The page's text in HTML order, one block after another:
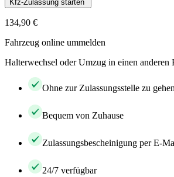
Kfz-Zulassung starten
134,90 €
Fahrzeug online ummelden
Halterwechsel oder Umzug in einen anderen
Ohne zur Zulassungsstelle zu gehen
Bequem von Zuhause
Zulassungsbescheinigung per E-
24/7 verfügbar